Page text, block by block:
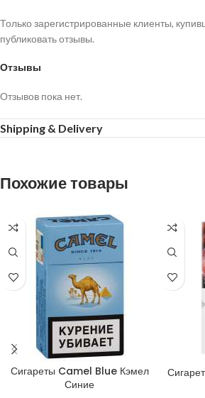
Отзывы
Отзывов пока нет.
Только зарегистрированные клиенты,
публиковать отзывы.
Shipping & Delivery
Похожие товары
Сигареты Camel Blue Кэмел
Синие